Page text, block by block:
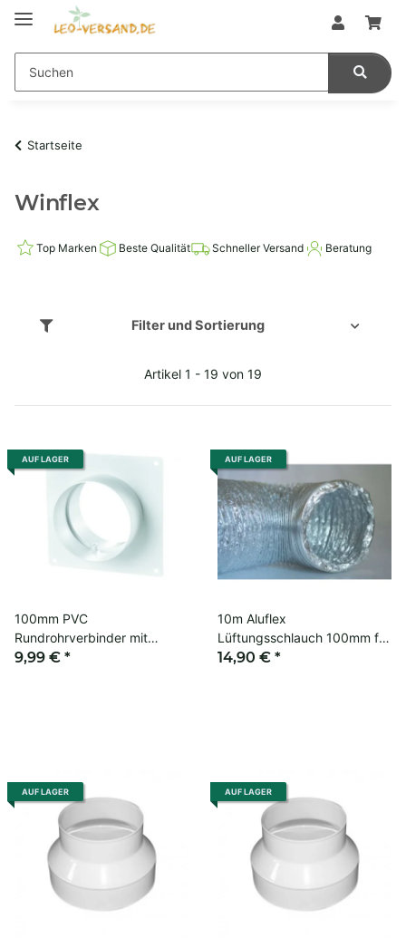
Startseite
Winflex
Top Marken Beste Qualität Schneller Versand Beratung
Filter und Sortierung
Artikel 1 - 19 von 19
AUF LAGER
100mm PVC
Rundrohrverbinder mit
Flansch für Abluft Grow
9,99 € *
AUF LAGER
10m Aluflex
Lüftungsschlauch 100mm für
Grow Zelt
14,90 € *
AUF LAGER AUF LAGER